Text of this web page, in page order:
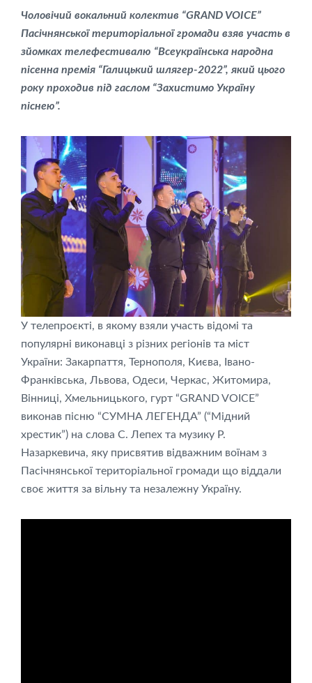
Чоловічий вокальний колектив “GRAND VOICE”
Пасічнянської територіальної громади взяв участь в
зйомках телефестивалю “Всеукраїнська народна
пісенна премія “Галицький шлягер-2022”, який цього
року проходив під гаслом “Захистимо Україну
піснею”.
У телепроєкті, в якому взяли участь відомі та
популярні виконавці з різних регіонів та міст
України: Закарпаття, Тернополя, Києва, Івано-
Франківська, Львова, Одеси, Черкас, Житомира,
Вінниці, Хмельницького, гурт “GRAND VOICE”
виконав пісню “СУМНА ЛЕГЕНДА” (“Мідний
хрестик”) на слова С. Лепех та музику Р.
Назаркевича, яку присвятив відважним воїнам з
Пасічнянської територіальної громади що віддали
своє життя за вільну та незалежну Україну.